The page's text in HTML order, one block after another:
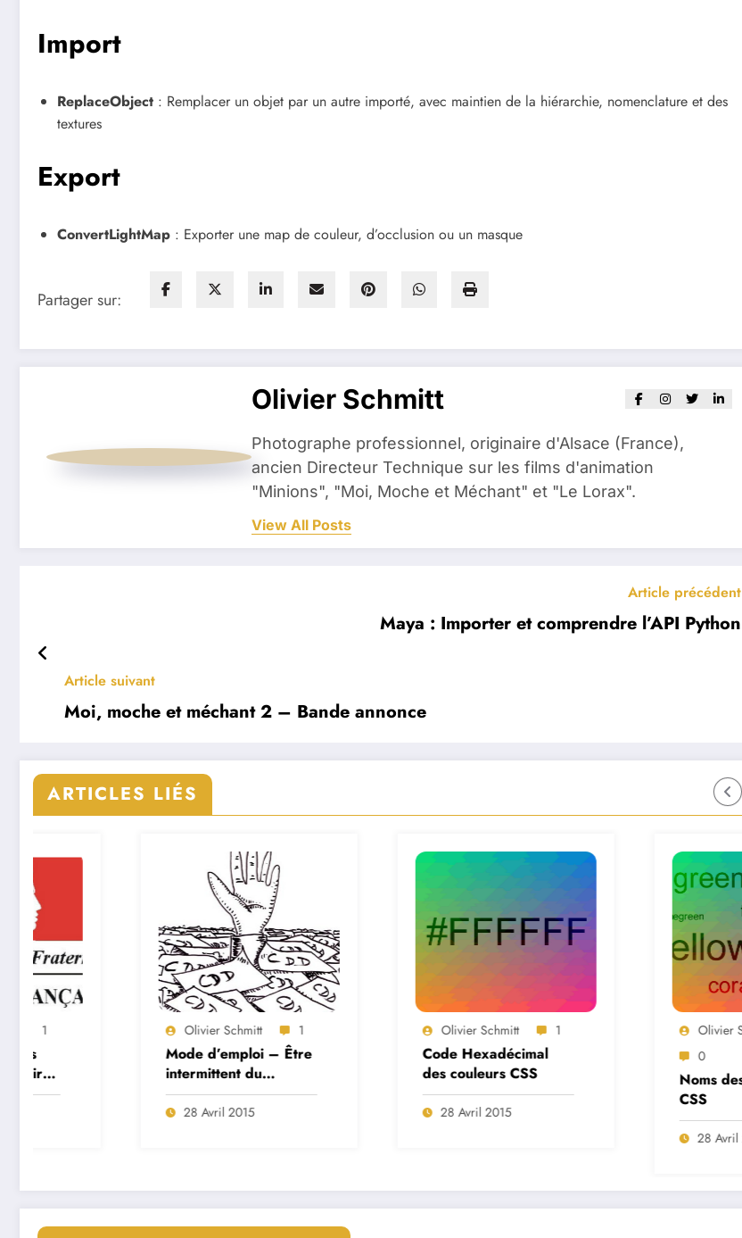
Import
ReplaceObject : Remplacer un objet par un autre importé, avec maintien de la hiérarchie, nomenclature et des
textures
Export
ConvertLightMap : Exporter une map de couleur, d’occlusion ou un masque
Partager sur:
Olivier Schmitt
Photographe professionnel, originaire d'Alsace (France),
ancien Directeur Technique sur les films d'animation
"Minions", "Moi, Moche et Méchant" et "Le Lorax".
View All Posts
Article précédent
Maya : Importer et comprendre l’API Python
Article suivant
Moi, moche et méchant 2 – Bande annonce
ARTICLES LIÉS
1
Mode d’emploi – Être
spectacle dans le
cinéma d’animation et
1
Code Hexadécimal
des couleurs CSS
Noms des couleurs